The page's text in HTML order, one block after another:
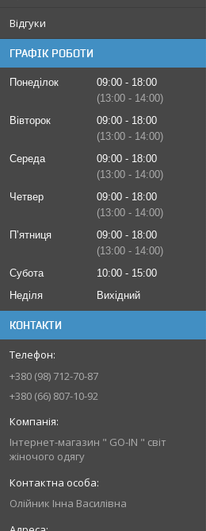
Відгуки
ГРАФІК РОБОТИ
Понеділок 09:00
18:00
13:00
14:00
Вівторок
09:00
18:00
13:00
14:00
Середа
09:00
18:00
13:00
14:00
Четвер
09:00
18:00
13:00
14:00
Пʼятниця
09:00
18:00
13:00
14:00
Субота
10:00
15:00
Неділя
Вихідний
КОНТАКТИ
+380 (98) 712-70-87
+380 (66) 807-10-92
Інтернет-магазин " GO-IN " світ
жіночого одягу
Олійник Інна Василівна